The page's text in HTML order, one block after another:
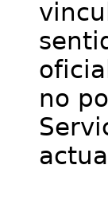
no